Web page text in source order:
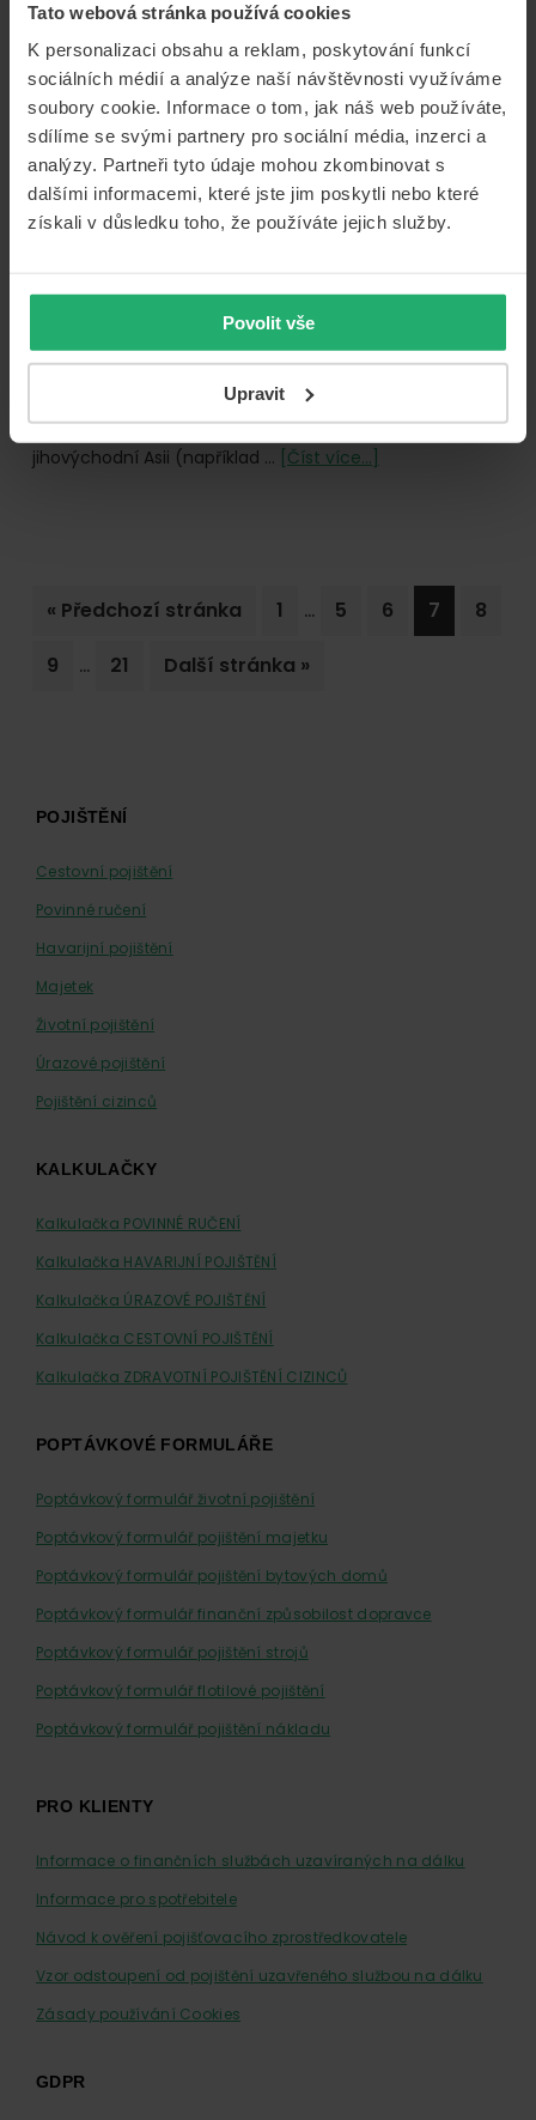
Tato webová stránka používá cookies
K personalizaci obsahu a reklam, poskytování funkcí
sociálních médií a analýze naší návštěvnosti využíváme
soubory cookie. Informace o tom, jak náš web používáte,
sdílíme se svými partnery pro sociální média, inzerci a
analýzy. Partneři tyto údaje mohou zkombinovat s
dalšími informacemi, které jste jim poskytli nebo které
získali v důsledku toho, že používáte jejich služby.
Povolit vše
Upravit
03/10/2019OdPetr Karásek
Chcete vidět jedny z
nejúžasnějších památek? Nebo
Vás jen láká exotická dovolená
u moře? Asie je kolébkou
mnoha kultur a setkáme se zde
nejnavštěvovanějších
kontinentů světa, který je sice považován za
nejlidnatější, avšak naleznete zde i místa, kde člověka
poznání pestré kultury dálného východu. Ať už zamíříte
do Ruska, Nepálu případně Číny nebo navštívíte
jihovýchodní Asii (například … [Číst více...]
« Jdi
Předchozí stránka
Go
page
1
Interim
omitted
…
Go
5
Go
6
Go
to
7
Go
8
Go
9
Interim
…
Go
21
Jdi
Další stránka »
FooterPOJIŠTĚNÍ
Cestovní pojištění
Povinné ručení
Havarijní pojištění
Majetek
Životní pojištění
Úrazové pojištění
Pojištění cizinců
KALKULAČKY
Kalkulačka POVINNÉ RUČENÍ
Kalkulačka HAVARIJNÍ POJIŠTĚNÍ
Kalkulačka ÚRAZOVÉ POJIŠTĚNÍ
Kalkulačka CESTOVNÍ POJIŠTĚNÍ
Kalkulačka ZDRAVOTNÍ POJIŠTĚNÍ CIZINCŮ
POPTÁVKOVÉ FORMULÁŘE
Poptávkový formulář životní pojištění
Poptávkový formulář pojištění majetku
Poptávkový formulář pojištění bytových domů
Poptávkový formulář finanční způsobilost dopravce
Poptávkový formulář pojištění strojů
Poptávkový formulář flotilové pojištění
Poptávkový formulář pojištění nákladu
PRO KLIENTY
Informace o finančních službách uzavíraných na dálku
Informace pro spotřebitele
Návod k ověření pojišťovacího zprostředkovatele
Vzor odstoupení od pojištění uzavřeného službou na dálku
Zásady používání Cookies
GDPR